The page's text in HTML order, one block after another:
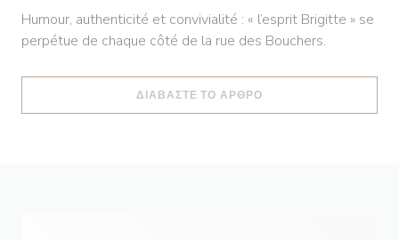
Humour, authenticité et convivialité : « l’esprit Brigitte » se
perpétue de chaque côté de la rue des Bouchers.
ΔΙΑΒΆΣΤΕ ΤΟ ΆΡΘΡΟ